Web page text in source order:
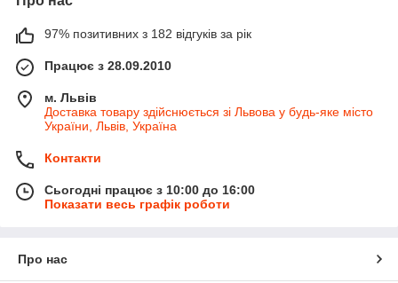
97% позитивних з 182 відгуків за рік
Працює з 28.09.2010
м. Львів
Доставка товару здійснюється зі Львова у будь-яке місто
України, Львів, Україна
Контакти
Сьогодні працює з 10:00 до 16:00
Показати весь графік роботи
Про нас